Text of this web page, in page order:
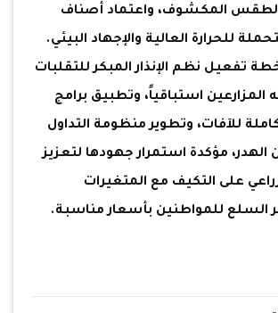
بالطقس المكشوف، واعتماد أصناف
للحرارة العالية والإجهاد البيئي.
تفعيل نظم الإنذار المبكر للتقلبات
المزارعين استباقياً، وتطبيق برامج
للآفات، وتطوير منظومة التداول
الهدر، مؤكدة استمرار جهودها لتعزيز
على التكيف مع المتغيرات
السلع للمواطنين بأسعار مناسبة.